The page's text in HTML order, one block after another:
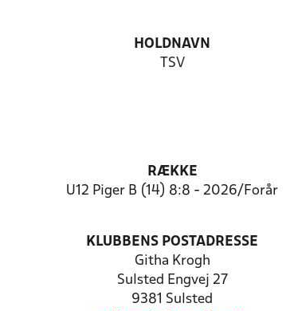
HOLDNAVN
TSV
RÆKKE
U12 Piger B (14) 8:8 - 2026/Forår
KLUBBENS POSTADRESSE
Githa Krogh
Sulsted Engvej 27
9381 Sulsted